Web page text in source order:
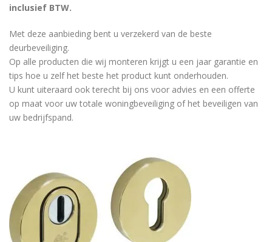
inclusief BTW.
Met deze aanbieding bent u verzekerd van de beste
deurbeveiliging.
Op alle producten die wij monteren krijgt u een jaar garantie en
tips hoe u zelf het beste het product kunt onderhouden.
U kunt uiteraard ook terecht bij ons voor advies en een offerte
op maat voor uw totale woningbeveiliging of het beveiligen van
uw bedrijfspand.